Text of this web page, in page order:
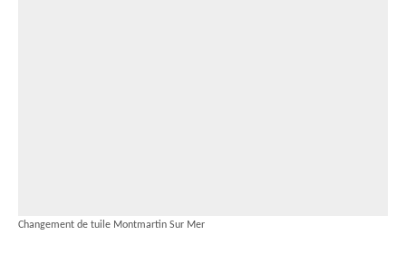
Changement de tuile Montmartin Sur Mer